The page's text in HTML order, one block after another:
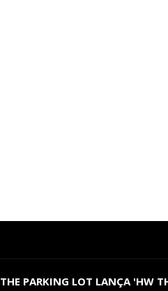
THE PARKING LOT LANÇA 'HW